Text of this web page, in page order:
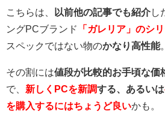
こちらは、 以前他の記事でも紹介し
ングPCブランド
「ガレリア」のシ
スペックではない物のかなり高性能。
その割には値段が比較的お手頃な価
で、 新しくPCを新調する、あるいは
を購入するにはちょうど良いかも。